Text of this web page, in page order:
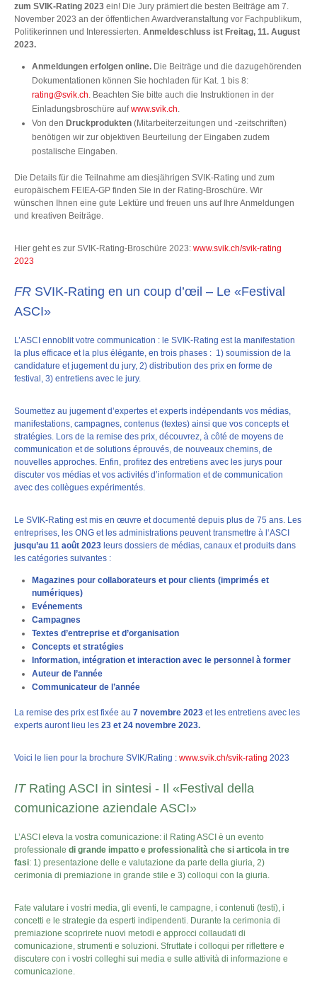
zum SVIK-Rating 2023 ein! Die Jury prämiert die besten Beiträge am 7.
November 2023 an der öffentlichen Awardveranstaltung vor Fachpublikum,
Politikerinnen und Interessierten. Anmeldeschluss ist Freitag, 11. August
2023.
Anmeldungen erfolgen online. Die Beiträge und die dazugehörenden
Dokumentationen können Sie hochladen für Kat. 1 bis 8:
rating@svik.ch. Beachten Sie bitte auch die Instruktionen in der
Einladungsbroschüre aufwww.svik.ch.
Von den Druckprodukten (Mitarbeiterzeitungen und -zeitschriften)
benötigen wir zur objektiven Beurteilung der Eingaben zudem
postalische Eingaben.
Die Details für die Teilnahme am diesjährigen SVIK-Rating und zum
europäischem FEIEA-GP finden Sie in der Rating-Broschüre. Wir
wünschen Ihnen eine gute Lektüre und freuen uns auf Ihre Anmeldungen
und kreativen Beiträge.
Hier geht es zur SVIK-Rating-Broschüre 2023: www.svik.ch/svik-rating
2023
FR SVIK-Rating en un coup d’œil – Le «Festival
ASCI»
L’ASCI ennoblit votre communication : le SVIK-Rating est la manifestation
la plus efficace et la plus élégante, en trois phases : 1) soumission de la
candidature et jugement du jury, 2) distribution des prix en forme de
festival, 3) entretiens avec le jury.
Soumettez au jugement d’expertes et experts indépendants vos médias,
manifestations, campagnes, contenus (textes) ainsi que vos concepts et
stratégies. Lors de la remise des prix, découvrez, à côté de moyens de
communication et de solutions éprouvés, de nouveaux chemins, de
nouvelles approches. Enfin, profitez des entretiens avec les jurys pour
discuter vos médias et vos activités d’information et de communication
avec des collègues expérimentés.
Le SVIK-Rating est mis en œuvre et documenté depuis plus de 75 ans. Les
entreprises, les ONG et les administrations peuvent transmettre à l‘ASCI
jusqu’au 11 août 2023 leurs dossiers de médias, canaux et produits dans
les catégories suivantes :
Magazines pour collaborateurs et pour clients (imprimés et
numériques)
Evénements
Campagnes
Textes d’entreprise et d’organisation
Concepts et stratégies
Information, intégration et interaction avec le personnel à former
Auteur de l’année
Communicateur de l’année
La remise des prix est fixée au 7 novembre 2023 et les entretiens avec les
experts auront lieu les 23 et 24 novembre 2023.
Voici le lien pour la brochure SVIK/Rating : www.svik.ch/svik-rating 2023
IT Rating ASCI in sintesi - Il «Festival della
comunicazione aziendale ASCI»
L’ASCI eleva la vostra comunicazione: il Rating ASCI è un evento
professionale di grande impatto e professionalità che si articola in tre
fasi: 1) presentazione delle e valutazione da parte della giuria, 2)
cerimonia di premiazione in grande stile e 3) colloqui con la giuria.
Fate valutare i vostri media, gli eventi, le campagne, i contenuti (testi), i
concetti e le strategie da esperti indipendenti. Durante la cerimonia di
premiazione scoprirete nuovi metodi e approcci collaudati di
comunicazione, strumenti e soluzioni. Sfruttate i colloqui per riflettere e
discutere con i vostri colleghi sui media e sulle attività di informazione e
comunicazione.